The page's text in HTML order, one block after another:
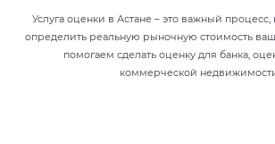
Услуга оценки в Астане – это важный
определить реальную рыночную стоимость
помогаем сделать оценку для банка,
коммерческой